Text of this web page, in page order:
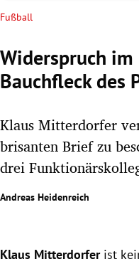
Untermenü
Untermenü
Untermenü
Untermenü
Untermenü
Untermenü
Fußball
Widerspruch im
Bauchfleck des
Klaus Mitterdorfer
brisanten Brief zu
drei
Andreas Heidenreich
Klaus Mitterdorferist